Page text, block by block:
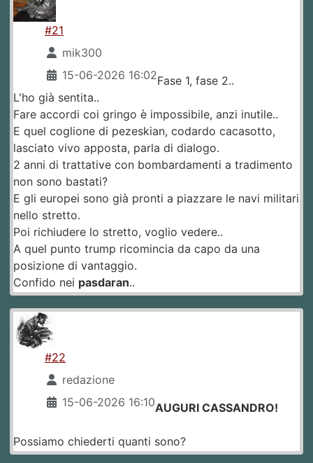
#21
mik300
15-06-2026 16:02Fase 1, fase 2..
L'ho già sentita..
Fare accordi coi gringo è impossibile, anzi inutile..
E quel coglione di pezeskian, codardo cacasotto,
lasciato vivo apposta, parla di dialogo.
2 anni di trattative con bombardamenti a tradimento
non sono bastati?
E gli europei sono già pronti a piazzare le navi militari
nello stretto.
Poi richiudere lo stretto, voglio vedere..
A quel punto trump ricomincia da capo da una
posizione di vantaggio.
Confido nei pasdaran..
#22
redazione
15-06-2026 16:10AUGURI CASSANDRO!
Possiamo chiederti quanti sono?